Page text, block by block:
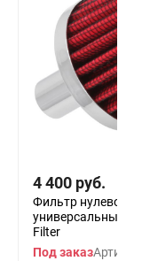
4 400 руб.
Фильтр нулевого
универсальный
Filter
Под заказАртикул